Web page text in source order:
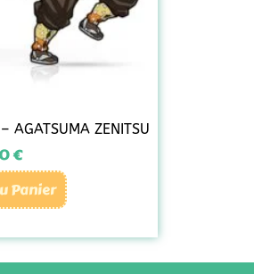
AGATSUMA ZENITSU
€
Panier